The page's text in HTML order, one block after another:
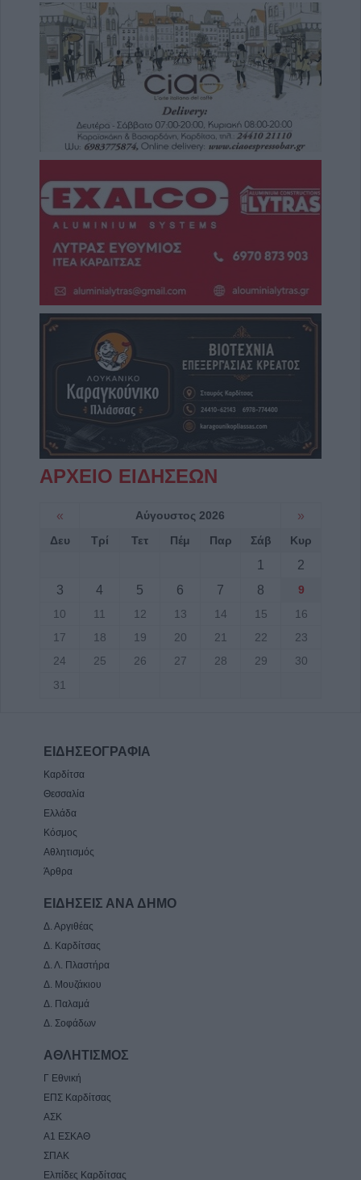
ΑΡΧΕΙΟ ΕΙΔΗΣΕΩΝ
« Αύγουστος 2026 »
Δευ Τρί Τετ Πέμ Παρ Σάβ Κυρ
1
2
3
4 5 6 7 8
9
10
11 12 13 14 15
16
17
18 19 20 21 22
23
24
25 26 27 28 29
30
31
ΕΙΔΗΣΕΟΓΡΑΦΙΑ
Καρδίτσα
Θεσσαλία
Ελλάδα
Κόσμος
Αθλητισμός
Άρθρα
ΕΙΔΗΣΕΙΣ ΑΝΑ ΔΗΜΟ
Δ. Αργιθέας
Δ. Καρδίτσας
Δ. Λ. Πλαστήρα
Δ. Μουζάκιου
Δ. Παλαμά
Δ. Σοφάδων
ΑΘΛΗΤΙΣΜΟΣ
Γ Εθνική
ΕΠΣ Καρδίτσας
ΑΣΚ
Α1 ΕΣΚΑΘ
ΣΠΑΚ
Ελπίδες Καρδίτσας